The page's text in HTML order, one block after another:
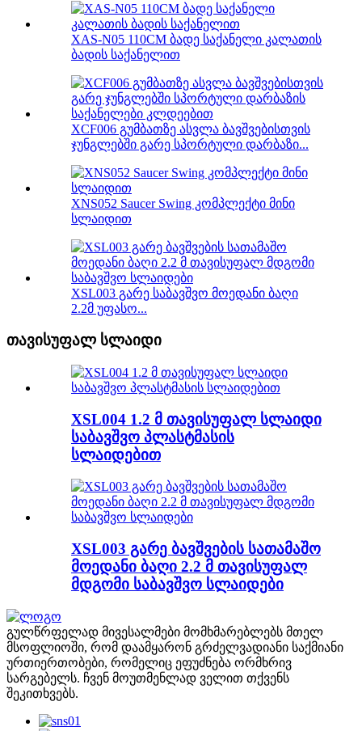
XAS-N05 110CM ბადე საქანელი კალათის
ბადის საქანელით
XCF006 გუმბათზე ასვლა ბავშვებისთვის
ჯუნგლებში გარე სპორტული დარბაზი...
XNS052 Saucer Swing კომპლექტი მინი
სლაიდით
XSL003 გარე საბავშვო მოედანი ბაღი
2.2მ უფასო...
თავისუფალ სლაიდი
XSL004 1.2 მ თავისუფალ სლაიდი
საბავშვო პლასტმასის
სლაიდებით
XSL003 გარე ბავშვების სათამაშო
მოედანი ბაღი 2.2 მ თავისუფალ
მდგომი საბავშვო სლაიდები
გულწრფელად მივესალმები მომხმარებლებს მთელ
მსოფლიოში, რომ დაამყარონ გრძელვადიანი საქმიანი
ურთიერთობები, რომელიც ეფუძნება ორმხრივ
სარგებელს. ჩვენ მოუთმენლად ველით თქვენს
შეკითხვებს.